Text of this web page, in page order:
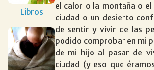
Libros
el calor o la montaña o
ciudad o un desierto
de sentir y vivir de las
podido comprobar en mi
de mi hijo al pasar de
ciudad (y eso que